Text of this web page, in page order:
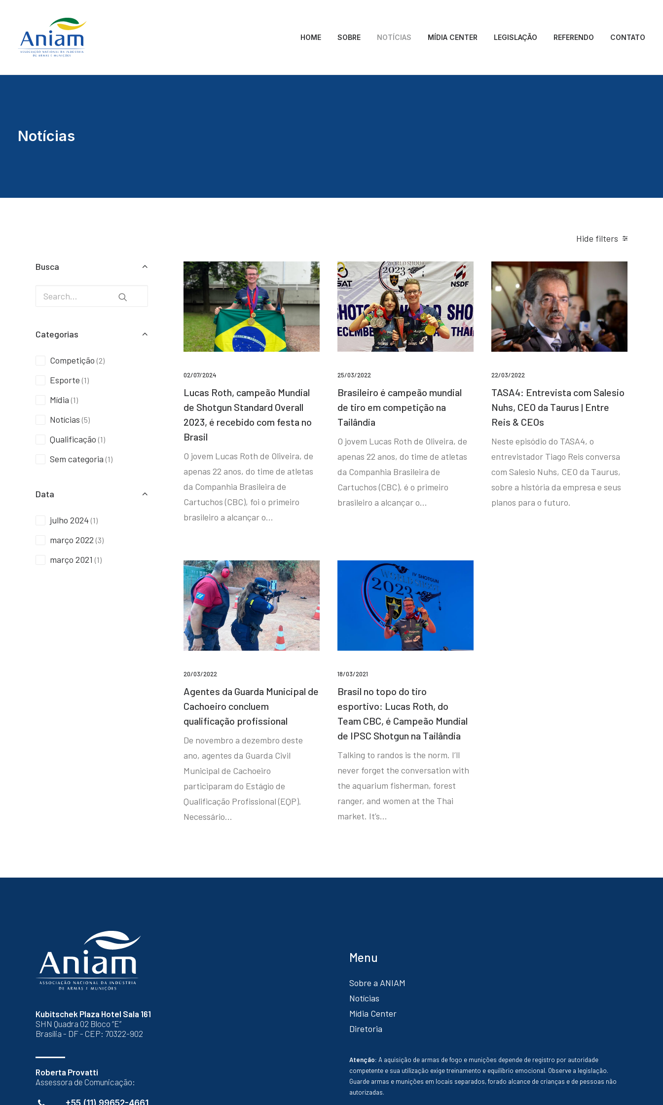
HOME SOBRE NOTÍCIAS MÍDIA CENTER LEGISLAÇÃO REFERENDO CONTATO
Notícias
Hide filters
Busca
Categorias
Competição (2)
Esporte (1)
Mídia (1)
Notícias (5)
Qualificação (1)
Sem categoria (1)
Data
julho 2024 (1)
março 2022 (3)
março 2021 (1)
02/07/2024
Lucas Roth, campeão Mundial
de Shotgun Standard Overall
2023, é recebido com festa no
Brasil
O jovem Lucas Roth de Oliveira, de
apenas 22 anos, do time de atletas
da Companhia Brasileira de
Cartuchos (CBC), foi o primeiro
brasileiro a alcançar o…
25/03/2022
Brasileiro é campeão mundial
de tiro em competição na
Tailândia
O jovem Lucas Roth de Oliveira, de
apenas 22 anos, do time de atletas
da Companhia Brasileira de
Cartuchos (CBC), é o primeiro
brasileiro a alcançar o…
22/03/2022
TASA4: Entrevista com Salesio
Nuhs, CEO da Taurus | Entre
Reis & CEOs
Neste episódio do TASA4, o
entrevistador Tiago Reis conversa
com Salesio Nuhs, CEO da Taurus,
sobre a história da empresa e seus
planos para o futuro.
20/03/2022
Agentes da Guarda Municipal de
Cachoeiro concluem
qualificação profissional
De novembro a dezembro deste
ano, agentes da Guarda Civil
Municipal de Cachoeiro
participaram do Estágio de
Qualificação Profissional (EQP).
Necessário…
18/03/2021
Brasil no topo do tiro
esportivo: Lucas Roth, do
Team CBC, é Campeão Mundial
de IPSC Shotgun na Tailândia
Talking to randos is the norm. I’ll
never forget the conversation with
the aquarium fisherman, forest
ranger, and women at the Thai
market. It’s…
Kubitschek Plaza Hotel Sala 161
SHN Quadra 02 Bloco “E”
Brasília - DF - CEP: 70322-902
Roberta Provatti
Assessora de Comunicação:
+55 (11) 99652-4661
Menu
Sobre a ANIAM
Notícias
Mídia Center
Diretoria
Atenção: A aquisição de armas de fogo e munições depende de registro por autoridade
competente e sua utilização exige treinamento e equilíbrio emocional. Observe a legislação.
Guarde armas e munições em locais separados, forado alcance de crianças e de pessoas não
autorizadas.